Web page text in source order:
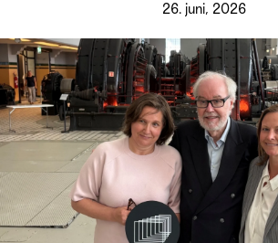
26. juni, 2026